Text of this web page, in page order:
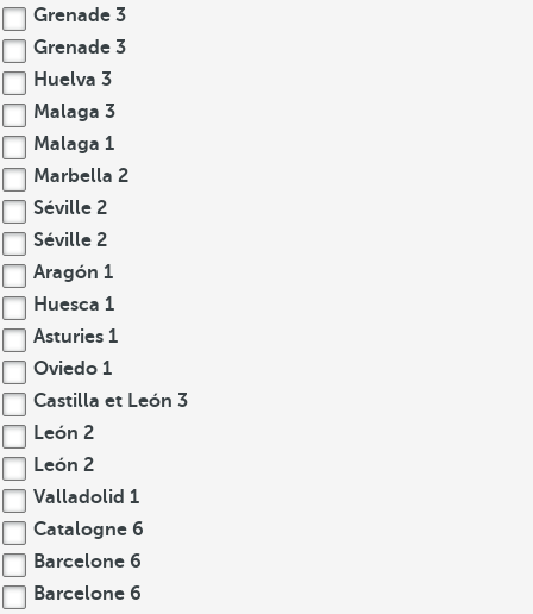
Grenade 3
Grenade 3
Huelva 3
Malaga 3
Malaga 1
Marbella 2
Séville 2
Séville 2
Aragón 1
Huesca 1
Asturies 1
Oviedo 1
Castilla et León 3
León 2
León 2
Valladolid 1
Catalogne 6
Barcelone 6
Barcelone 6